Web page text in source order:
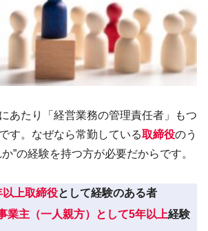
あたり「経営業務の管理責任者」もつ
す。なぜなら常勤している取締役のう
”の経験を持つ方が必要だからです。
以上取締役として経験のある者
業主（一人親方）として5年以上経験